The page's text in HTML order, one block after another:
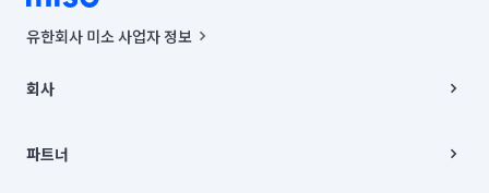
유한회사 미소 사업자 정보
00019 |
주소 | 본사: 서울특별시 종로구 율곡로 6(중학동, 트윈트리빌딩) B동 5층
컨택센터 : 서울특별시 종로구 수송동 율곡로 24, 7층, 8층 미소
회사
채용
파트너